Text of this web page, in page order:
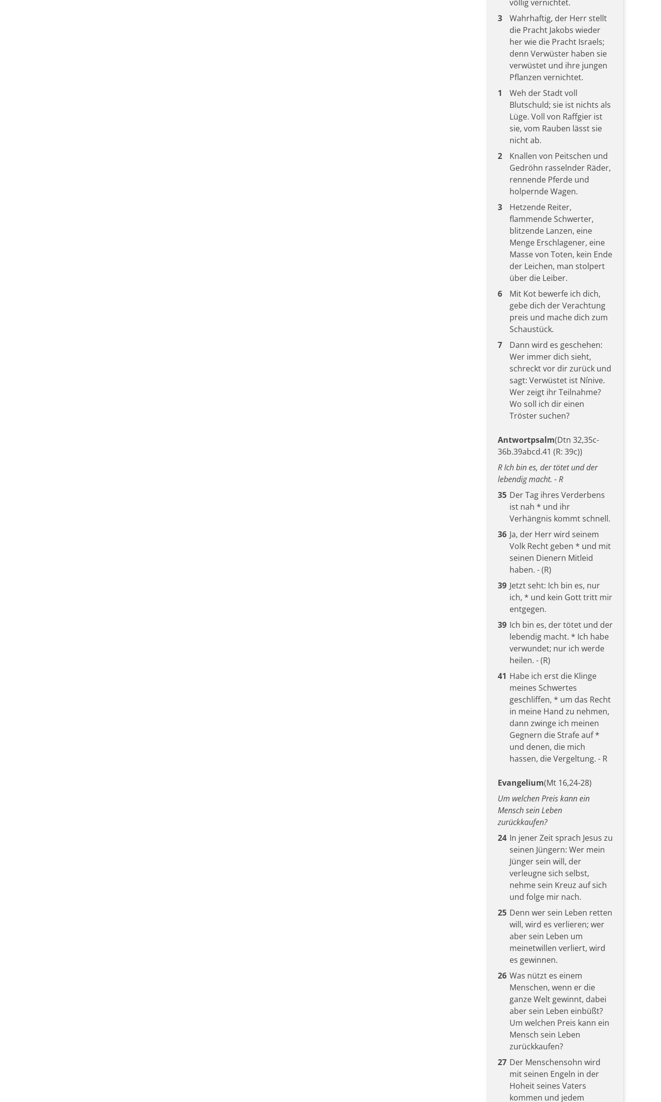
völlig vernichtet.
3
Wahrhaftig, der Herr stellt
die Pracht Jakobs wieder
her wie die Pracht Israels;
denn Verwüster haben sie
verwüstet und ihre jungen
Pflanzen vernichtet.
1
Weh der Stadt voll
Blutschuld; sie ist nichts als
Lüge. Voll von Raffgier ist
sie, vom Rauben lässt sie
nicht ab.
2
Knallen von Peitschen und
Gedröhn rasselnder Räder,
rennende Pferde und
holpernde Wagen.
3
Hetzende Reiter,
flammende Schwerter,
blitzende Lanzen, eine
Menge Erschlagener, eine
Masse von Toten, kein Ende
der Leichen, man stolpert
über die Leiber.
6
Mit Kot bewerfe ich dich,
gebe dich der Verachtung
preis und mache dich zum
Schaustück.
7
Dann wird es geschehen:
Wer immer dich sieht,
schreckt vor dir zurück und
sagt: Verwüstet ist Nínive.
Wer zeigt ihr Teilnahme?
Wo soll ich dir einen
Tröster suchen?
Antwortpsalm(Dtn 32,35c-
36b.39abcd.41 (R: 39c))
R Ich bin es, der tötet und der
lebendig macht. - R
35 Der Tag ihres Verderbens
ist nah * und ihr
Verhängnis kommt schnell.
36 Ja, der Herr wird seinem
Volk Recht geben * und mit
seinen Dienern Mitleid
haben. - (R)
39 Jetzt seht: Ich bin es, nur
ich, * und kein Gott tritt mir
entgegen.
39 Ich bin es, der tötet und der
lebendig macht. * Ich habe
verwundet; nur ich werde
heilen. - (R)
41 Habe ich erst die Klinge
meines Schwertes
geschliffen, * um das Recht
in meine Hand zu nehmen,
dann zwinge ich meinen
Gegnern die Strafe auf *
und denen, die mich
hassen, die Vergeltung. - R
Evangelium(Mt 16,24-28)
Um welchen Preis kann ein
Mensch sein Leben
zurückkaufen?
24 In jener Zeit sprach Jesus zu
seinen Jüngern: Wer mein
Jünger sein will, der
verleugne sich selbst,
nehme sein Kreuz auf sich
und folge mir nach.
25 Denn wer sein Leben retten
will, wird es verlieren; wer
aber sein Leben um
meinetwillen verliert, wird
es gewinnen.
26 Was nützt es einem
Menschen, wenn er die
ganze Welt gewinnt, dabei
aber sein Leben einbüßt?
Um welchen Preis kann ein
Mensch sein Leben
zurückkaufen?
27 Der Menschensohn wird
mit seinen Engeln in der
Hoheit seines Vaters
kommen und jedem